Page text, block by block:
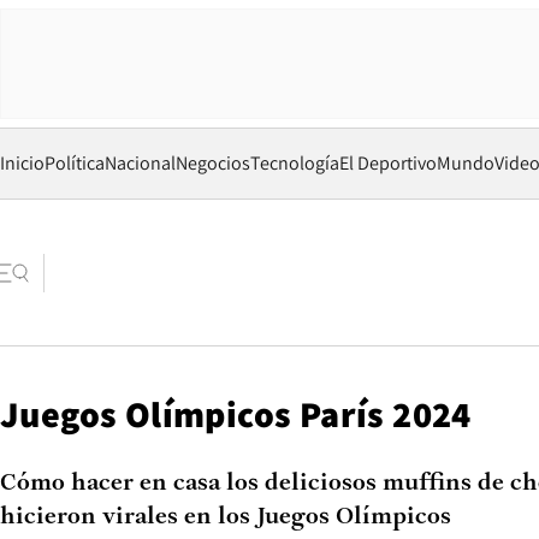
InicioPolíticaNacionalNegociosTecnologíaEl DeportivoMundo
Juegos Olímpicos París 2024
Cómo hacer en casa los deliciosos muffins de
hicieron virales en los Juegos Olímpicos